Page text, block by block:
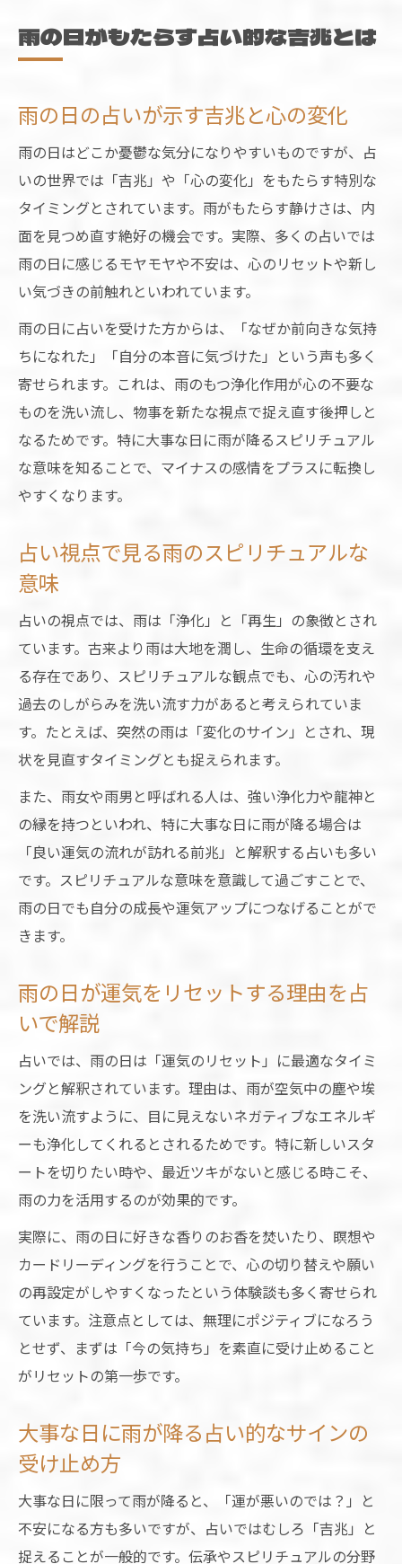
雨の日は浄化と転機のタイミングと占いが
突然の雨を占いで読み解く意味
突然の雨が占いで示すスピリチュアルな合
占いから見る天気の変化と心へのメッセー
ジ
突然の雨が運気を動かす占い的な理由を探
る
出かける日に雨が降る占いの意味と前向き
な解釈
晴れているのに雨が降る現象の占い的メッ
セージ
大事な日の雨に隠されたスピリチュアルなサイ
ン
大事な日に雨が降る占いの吉兆と転機の意
占いで解く雨のサインと龍神からのメッセ
大切な日に雨が与えるスピリチュアルな気
づき
雨の日の占いが示す新たなスタートの合図
大事な日の雨が運命を動かす占いの根拠
出かける日に雨が降る時の心の受け止め方
出かけようとすると雨が降る占いの解釈
占いで知る雨がもたらす前向きな意味
雨の日に心を整えるスピリチュアルな受け
止め方
占いが教える雨による運気の切り替え法
出発前の雨が伝えるメッセージを占いで知
雨女に込められた幸運と縁起を探る
雨女が占いで縁起がいいと言われる理由
運
雨女は運がいいとされる背景を占いで解説
雨女と占いが示す吉兆の象徴とは何か
雨女の存在がもたらす開運のサインを占い
で考察
恋愛運を高める雨の日の過ごし方
占いが伝える雨の日の恋愛運アップ方法
雨の日に恋愛運を高めるスピリチュアルな
行動
占い視点で実践できる雨の日の恋愛縁起
雨と恋愛運の関係を占いで解き明かす
雨の日がもたらす占い的な吉兆とは
雨の日の占いが示す吉兆と心の変化
雨の日はどこか憂鬱な気分になりやすいものですが、占
いの世界では「吉兆」や「心の変化」をもたらす特別な
タイミングとされています。雨がもたらす静けさは、内
面を見つめ直す絶好の機会です。実際、多くの占いでは
雨の日に感じるモヤモヤや不安は、心のリセットや新し
い気づきの前触れといわれています。
雨の日に占いを受けた方からは、「なぜか前向きな気持
ちになれた」「自分の本音に気づけた」という声も多く
寄せられます。これは、雨のもつ浄化作用が心の不要な
ものを洗い流し、物事を新たな視点で捉え直す後押しと
なるためです。特に大事な日に雨が降るスピリチュアル
な意味を知ることで、マイナスの感情をプラスに転換し
やすくなります。
占い視点で見る雨のスピリチュアルな
意味
占いの視点では、雨は「浄化」と「再生」の象徴とされ
ています。古来より雨は大地を潤し、生命の循環を支え
る存在であり、スピリチュアルな観点でも、心の汚れや
過去のしがらみを洗い流す力があると考えられていま
す。たとえば、突然の雨は「変化のサイン」とされ、現
状を見直すタイミングとも捉えられます。
また、雨女や雨男と呼ばれる人は、強い浄化力や龍神と
の縁を持つといわれ、特に大事な日に雨が降る場合は
「良い運気の流れが訪れる前兆」と解釈する占いも多い
です。スピリチュアルな意味を意識して過ごすことで、
雨の日でも自分の成長や運気アップにつなげることがで
きます。
雨の日が運気をリセットする理由を占
いで解説
占いでは、雨の日は「運気のリセット」に最適なタイミ
ングと解釈されています。理由は、雨が空気中の塵や埃
を洗い流すように、目に見えないネガティブなエネルギ
ーも浄化してくれるとされるためです。特に新しいスタ
ートを切りたい時や、最近ツキがないと感じる時こそ、
雨の力を活用するのが効果的です。
実際に、雨の日に好きな香りのお香を焚いたり、瞑想や
カードリーディングを行うことで、心の切り替えや願い
の再設定がしやすくなったという体験談も多く寄せられ
ています。注意点としては、無理にポジティブになろう
とせず、まずは「今の気持ち」を素直に受け止めること
がリセットの第一歩です。
大事な日に雨が降る占い的なサインの
受け止め方
大事な日に限って雨が降ると、「運が悪いのでは？」と
不安になる方も多いですが、占いではむしろ「吉兆」と
捉えることが一般的です。伝承やスピリチュアルの分野